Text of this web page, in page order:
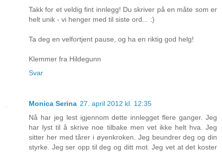
Takk for et veldig fint innlegg! Du skriver på en måte som er
helt unik - vi henger med til siste ord... :)
Ta deg en velfortjent pause, og ha en riktig god helg!
Klemmer fra Hildegunn
Svar
Monica Serina 27. april 2012 kl. 12:35
Nå har jeg lest igjennom dette innlegget flere ganger. Jeg
har lyst til å skrive noe tilbake men vet ikke helt hva. Jeg
sitter her med tårer i øyenkroken. Jeg beundrer deg og din
styrke. Jeg ser opp til deg og ditt mot. Jeg vet at det koster